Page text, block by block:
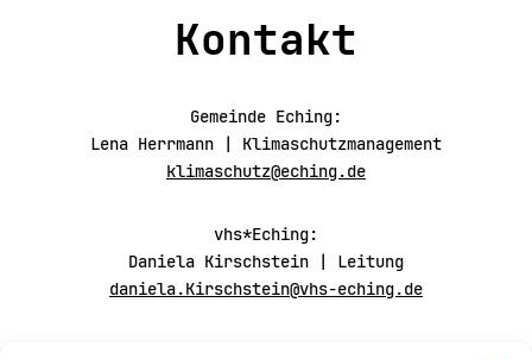
Kontakt
Gemeinde Eching:
Lena Herrmann | Klimaschutzmanagement
klimaschutz@eching.de
vhs*Eching:
Daniela Kirschstein | Leitung
daniela.Kirschstein@vhs-eching.de